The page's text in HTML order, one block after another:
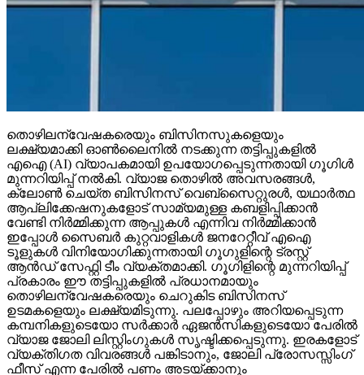
തൊഴിലന്വേഷകരെയും ബിസിനസുകളെയും
ലക്ഷ്യമാക്കി ഓണ്‍ലൈനില്‍ നടക്കുന്ന തട്ടിപ്പുകളില്‍
എഐ (AI) വ്യാപകമായി ഉപയോഗപ്പെടുന്നതായി ഗൂഗിള്‍
മുന്നറിയിപ്പ് നല്‍കി. വ്യാജ തൊഴില്‍ അവസരങ്ങള്‍,
ക്ലോണ്‍ ചെയ്ത ബിസിനസ് വെബ്‌സൈറ്റുരള്‍, യഥാര്‍ത്ഥ
ആപ്ലിക്കേഷനുകളോട് സാമ്യമുള്ള കബളിപ്പിക്കാന്‍
വേണ്ടി നിര്‍മ്മിക്കുന്ന ആപ്പുകള്‍ എന്നിവ നിര്‍മ്മിക്കാന്‍
ഇപ്പോള്‍ സൈബര്‍ കുറ്റവാളികള്‍ ജനറേറ്റീവ് എഐ
ടൂളുകള്‍ വിനിയോഗിക്കുന്നതായി ഗൂഗുളിന്റെ ട്രസ്റ്റ്
ആന്‍ഡ് സേഫ്റ്റി ടീം വ്യക്തമാക്കി. ഗൂഗിളിന്റെ മുന്നറിയിപ്പ്
പ്രകാരം ഈ തട്ടിപ്പുകളില്‍ പ്രധാനമായും
തൊഴിലന്വേഷകരെയും ചെറുകിട ബിസിനസ്
ഉടമകളെയും ലക്ഷ്യമിടുന്നു. പലപ്പോഴും അറിയപ്പെടുന്ന
കമ്പനികളുടെയോ സര്‍ക്കാര്‍ ഏജന്‍സികളുടെയോ പേരില്‍
വ്യാജ ജോലി ലിസ്റ്റിംഗുകള്‍ സൃഷ്ടിക്കപ്പെടുന്നു. ഇരകളോട്
വ്യക്തിഗത വിവരങ്ങള്‍ പങ്കിടാനും, ജോലി പ്രോസസ്സിംഗ്
ഫീസ് എന്ന പേരില്‍ പണം അടയ്ക്കാനും